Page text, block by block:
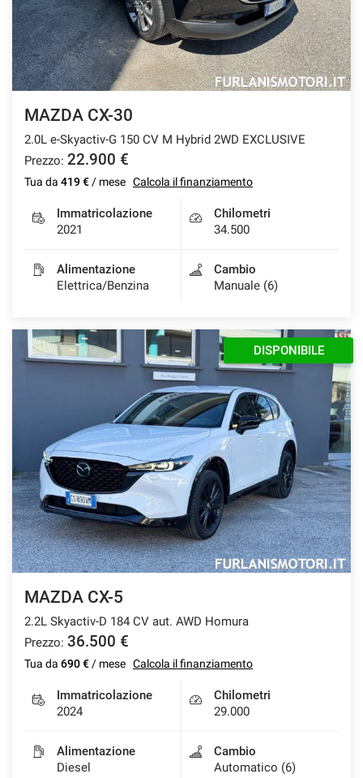
MAZDA CX-30
2.0L e-Skyactiv-G 150 CV M Hybrid 2WD EXCLUSIVE
Prezzo: 22.900 €
Tua da 419 € / mese Calcola il finanziamento
Immatricolazione
2021
Chilometri
34.500
Alimentazione
Elettrica/Benzina
Cambio
Manuale (6)
DISPONIBILE
MAZDA CX-5
2.2L Skyactiv-D 184 CV aut. AWD Homura
Prezzo: 36.500 €
Tua da 690 € / mese Calcola il finanziamento
Immatricolazione
2024
Chilometri
29.000
Alimentazione
Diesel
Cambio
Automatico (6)
Leggi
la
cookie
policy
Salva
le